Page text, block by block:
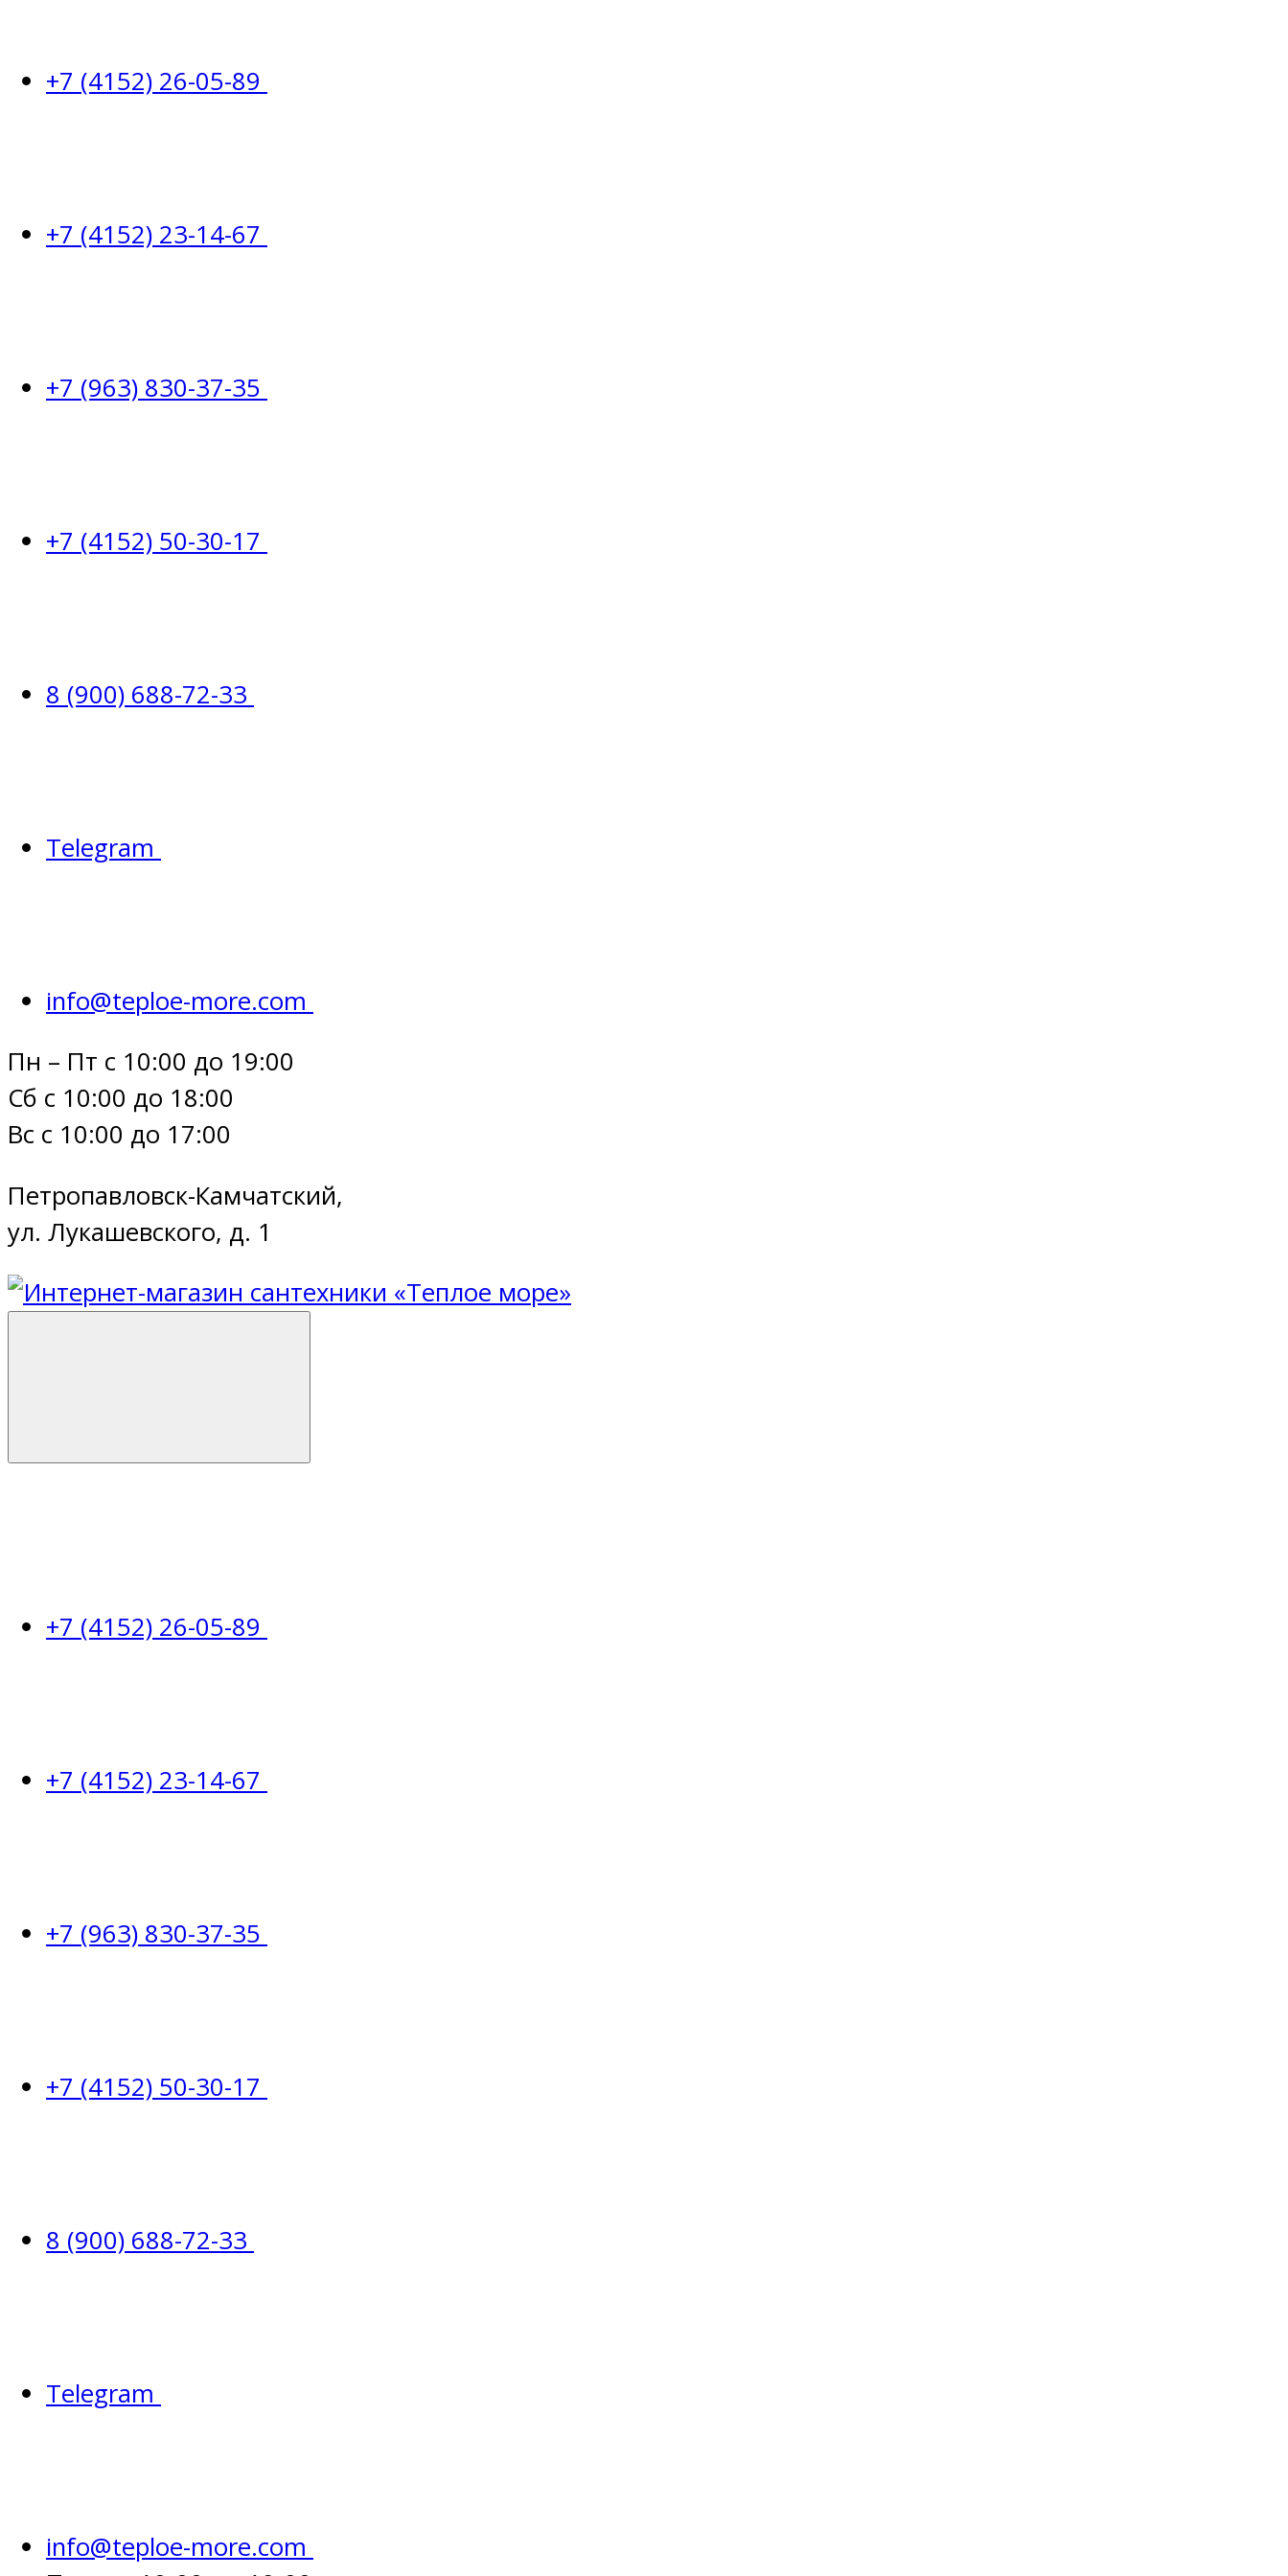
+7 (4152) 26-05-89
+7 (4152) 23-14-67
+7 (963) 830-37-35
+7 (4152) 50-30-17
8 (900) 688-72-33
Telegram
info@teploe-more.com
Пн – Пт с 10:00 до 19:00
Сб с 10:00 до 18:00
Вс с 10:00 до 17:00
Петропавловск-Камчатский,
ул. Лукашевского, д. 1
+7 (4152) 26-05-89
+7 (4152) 23-14-67
+7 (963) 830-37-35
+7 (4152) 50-30-17
8 (900) 688-72-33
Telegram
info@teploe-more.com